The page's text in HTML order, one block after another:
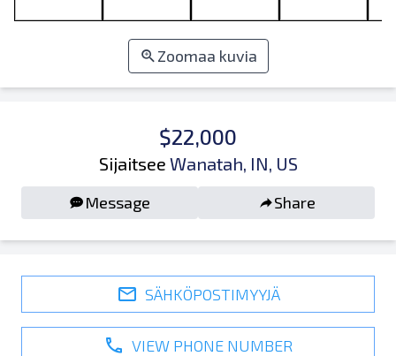
Zoomaa kuvia
$22,000
Sijaitsee Wanatah, IN, US
Message Share
SÄHKÖPOSTIMYYJÄ
VIEW PHONE NUMBER